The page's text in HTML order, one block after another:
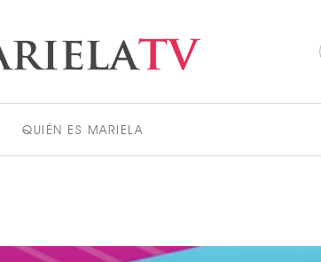
QUIÉN ES MARIELA